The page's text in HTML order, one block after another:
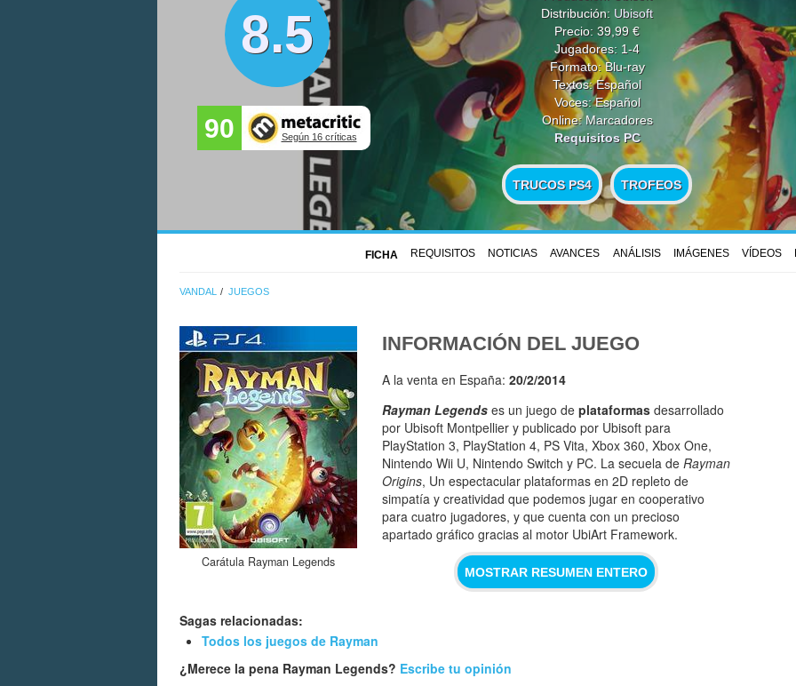
8.5
90 Según 16 críticas
Distribución: Ubisoft
Precio: 39,99 €
Jugadores: 1-4
Formato: Blu-ray
Textos: Español
Voces: Español
Online: Marcadores
Requisitos PC
TRUCOS PS4 TROFEOS
FICHA REQUISITOS NOTICIAS AVANCES ANÁLISIS IMÁGENES VÍDEOS
VANDAL JUEGOS
Carátula Rayman Legends
INFORMACIÓN DEL JUEGO
A la venta en España: 20/2/2014
Rayman Legends es un juego de plataformas desarrollado
por Ubisoft Montpellier y publicado por Ubisoft para
PlayStation 3, PlayStation 4, PS Vita, Xbox 360, Xbox One,
Nintendo Wii U, Nintendo Switch y PC. La secuela de Rayman
Origins, Un espectacular plataformas en 2D repleto de
simpatía y creatividad que podemos jugar en cooperativo
para cuatro jugadores, y que cuenta con un precioso
apartado gráfico gracias al motor UbiArt Framework.
MOSTRAR RESUMEN ENTERO
Sagas relacionadas:
Todos los juegos de Rayman
¿Merece la pena Rayman Legends? Escribe tu opinión